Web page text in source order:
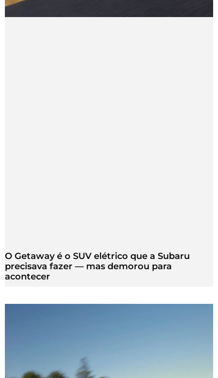
O Getaway é o SUV elétrico que a Subaru
precisava fazer — mas demorou para
acontecer